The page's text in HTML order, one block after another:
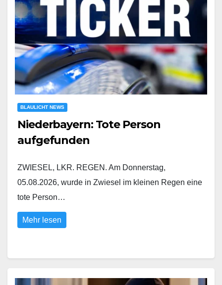
BLAULICHT NEWS
Niederbayern: Tote Person
aufgefunden
ZWIESEL, LKR. REGEN. Am Donnerstag,
05.08.2026, wurde in Zwiesel im kleinen Regen eine
tote Person…
Mehr lesen